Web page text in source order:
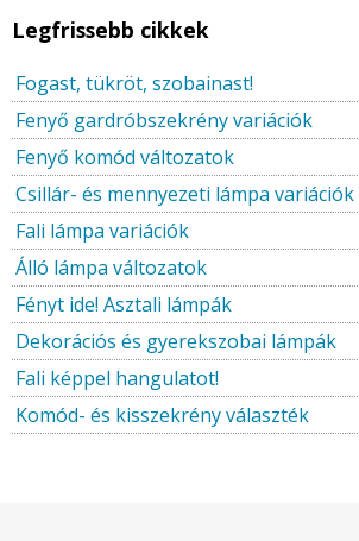
Legfrissebb cikkek
Fogast, tükröt, szobainast!
Fenyő gardróbszekrény variációk
Fenyő komód változatok
Csillár- és mennyezeti lámpa variációk
Fali lámpa variációk
Álló lámpa változatok
Fényt ide! Asztali lámpák
Dekorációs és gyerekszobai lámpák
Fali képpel hangulatot!
Komód- és kisszekrény választék